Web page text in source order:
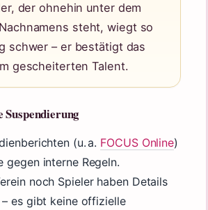
der ohnehin unter dem
steht, wiegt so
schwer – er bestätigt das
gescheiterten Talent.
(u. a. FOCUS Online)
gegen interne Regeln.
noch Spieler haben Details
es gibt keine offizielle